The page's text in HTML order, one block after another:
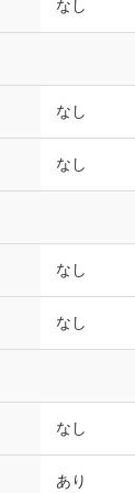
なし
なし
なし
なし
なし
なし
あり